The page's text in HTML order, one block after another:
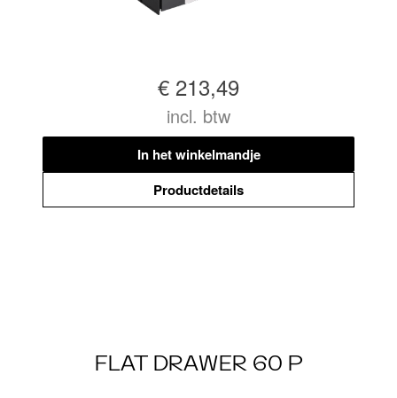
€ 213,49
incl. btw
In het winkelmandje
Productdetails
FLAT DRAWER 60 P